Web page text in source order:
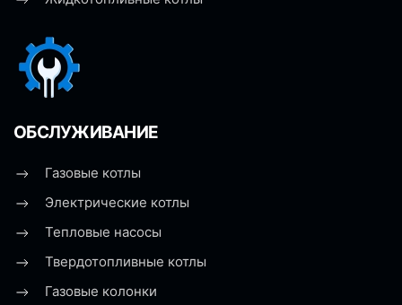
ОБСЛУЖИВАНИЕ
Газовые котлы
Электрические котлы
Тепловые насосы
Твердотопливные котлы
Газовые колонки